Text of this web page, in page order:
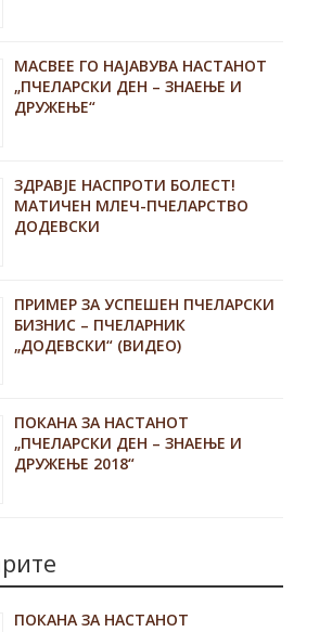
MACBEE ГО НАЈАВУВА НАСТАНОТ
„ПЧЕЛАРСКИ ДЕН – ЗНАЕЊЕ И
ДРУЖЕЊЕ“
ЗДРАВЈЕ НАСПРОТИ БОЛЕСТ!
МАТИЧЕН МЛЕЧ-ПЧЕЛАРСТВО
ДОДЕВСКИ
ПРИМЕР ЗА УСПЕШЕН ПЧЕЛАРСКИ
БИЗНИС – ПЧЕЛАРНИК
„ДОДЕВСКИ“ (ВИДЕО)
ПОКАНА ЗА НАСТАНОТ
„ПЧЕЛАРСКИ ДЕН – ЗНАЕЊЕ И
ДРУЖЕЊЕ 2018“
ПОКАНА ЗА НАСТАНОТ